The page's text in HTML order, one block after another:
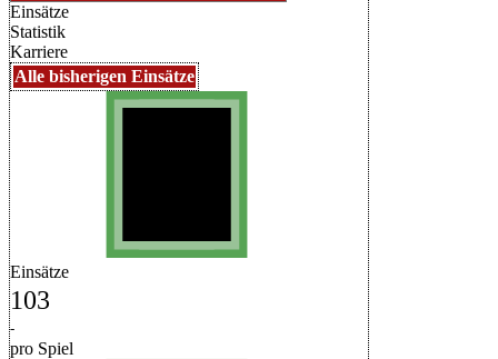
Einsätze
Statistik
Karriere
Alle bisherigen Einsätze
Einsätze
103
-
pro Spiel